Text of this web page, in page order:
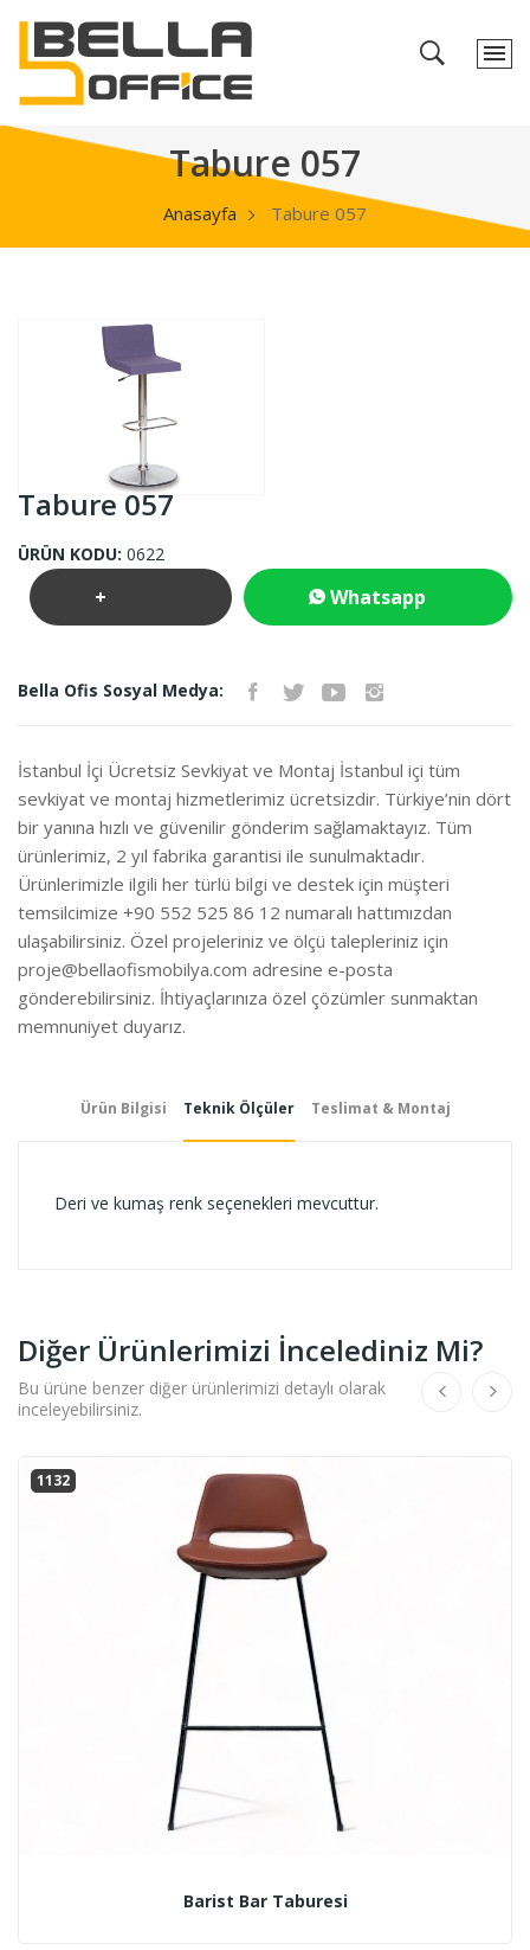
Tabure 057
Anasayfa Tabure 057
Tabure 057
ÜRÜN KODU: 0622
+ Whatsapp
Bella Ofis Sosyal Medya:
İstanbul İçi Ücretsiz Sevkiyat ve Montaj İstanbul içi tüm
sevkiyat ve montaj hizmetlerimiz ücretsizdir. Türkiye’nin dört
bir yanına hızlı ve güvenilir gönderim sağlamaktayız. Tüm
ürünlerimiz, 2 yıl fabrika garantisi ile sunulmaktadır.
Ürünlerimizle ilgili her türlü bilgi ve destek için müşteri
temsilcimize +90 552 525 86 12 numaralı hattımızdan
ulaşabilirsiniz. Özel projeleriniz ve ölçü talepleriniz için
proje@bellaofismobilya.com adresine e-posta
gönderebilirsiniz. İhtiyaçlarınıza özel çözümler sunmaktan
memnuniyet duyarız.
Ürün Bilgisi Teknik Ölçüler Teslimat & Montaj
Deri ve kumaş renk seçenekleri mevcuttur.
Diğer Ürünlerimizi İncelediniz Mi?
Bu ürüne benzer diğer ürünlerimizi detaylı olarak
inceleyebilirsiniz.
1132
Barist Bar Taburesi